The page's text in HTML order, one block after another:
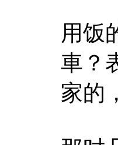
用饭
車？
家的